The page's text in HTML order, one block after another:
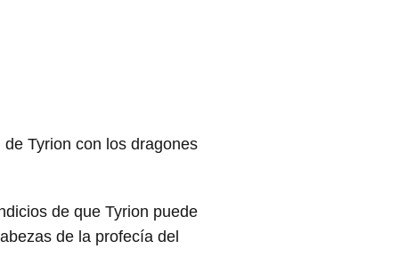
Tyrion con los dragones
de que Tyrion puede
de la profecía del